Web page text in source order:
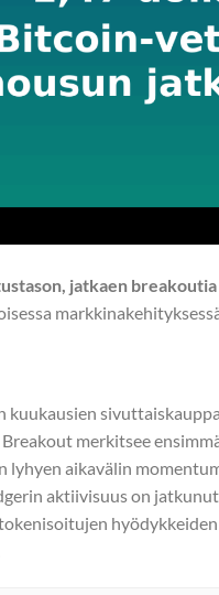
jatkaen
kuukausien
merkitsee
lyhyen aikavälin
aktiivisuus on